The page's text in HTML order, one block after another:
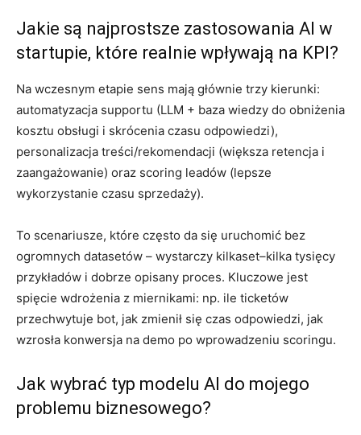
Jakie są najprostsze zastosowania AI w
startupie, które realnie wpływają na KPI?
Na wczesnym etapie sens mają głównie trzy kierunki:
automatyzacja supportu (LLM + baza wiedzy do obniżenia
kosztu obsługi i skrócenia czasu odpowiedzi),
personalizacja treści/rekomendacji (większa retencja i
zaangażowanie) oraz scoring leadów (lepsze
wykorzystanie czasu sprzedaży).
To scenariusze, które często da się uruchomić bez
ogromnych datasetów – wystarczy kilkaset–kilka tysięcy
przykładów i dobrze opisany proces. Kluczowe jest
spięcie wdrożenia z miernikami: np. ile ticketów
przechwytuje bot, jak zmienił się czas odpowiedzi, jak
wzrosła konwersja na demo po wprowadzeniu scoringu.
Jak wybrać typ modelu AI do mojego
problemu biznesowego?